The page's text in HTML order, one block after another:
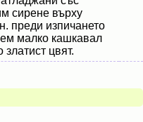
сирене върху
преди изпичането
малко кашкавал
цвят.